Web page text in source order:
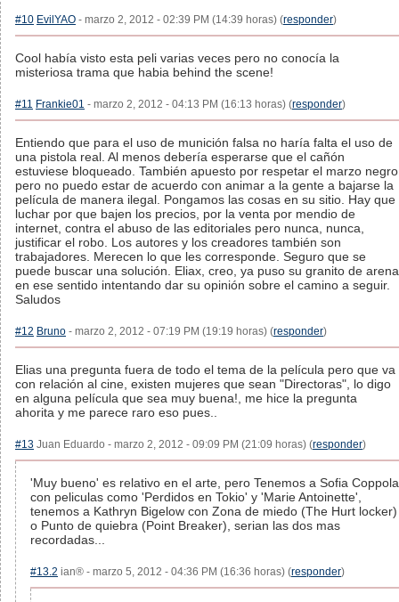
#10 EvilYAO - marzo 2, 2012 - 02:39 PM (14:39 horas) (responder)
Cool había visto esta peli varias veces pero no conocía la
misteriosa trama que habia behind the scene!
#11 Frankie01 - marzo 2, 2012 - 04:13 PM (16:13 horas) (responder)
Entiendo que para el uso de munición falsa no haría falta el uso de
una pistola real. Al menos debería esperarse que el cañón
estuviese bloqueado. También apuesto por respetar el marzo negro
pero no puedo estar de acuerdo con animar a la gente a bajarse la
película de manera ilegal. Pongamos las cosas en su sitio. Hay que
luchar por que bajen los precios, por la venta por mendio de
internet, contra el abuso de las editoriales pero nunca, nunca,
justificar el robo. Los autores y los creadores también son
trabajadores. Merecen lo que les corresponde. Seguro que se
puede buscar una solución. Eliax, creo, ya puso su granito de arena
en ese sentido intentando dar su opinión sobre el camino a seguir.
Saludos
#12 Bruno - marzo 2, 2012 - 07:19 PM (19:19 horas) (responder)
Elias una pregunta fuera de todo el tema de la película pero que va
con relación al cine, existen mujeres que sean "Directoras", lo digo
en alguna película que sea muy buena!, me hice la pregunta
ahorita y me parece raro eso pues..
#13 Juan Eduardo - marzo 2, 2012 - 09:09 PM (21:09 horas) (responder)
'Muy bueno' es relativo en el arte, pero Tenemos a Sofia Coppola
con peliculas como 'Perdidos en Tokio' y 'Marie Antoinette',
tenemos a Kathryn Bigelow con Zona de miedo (The Hurt locker)
o Punto de quiebra (Point Breaker), serian las dos mas
recordadas...
#13.2 ian® - marzo 5, 2012 - 04:36 PM (16:36 horas) (responder)